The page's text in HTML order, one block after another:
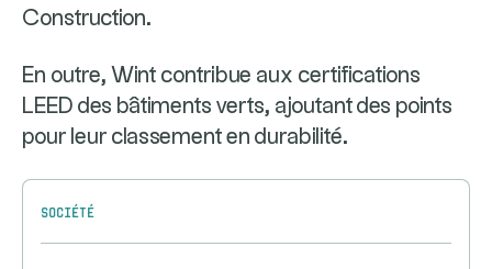
Construction.
En outre, Wint contribue aux certifications
LEED des bâtiments verts, ajoutant des points
pour leur classement en durabilité.
Société